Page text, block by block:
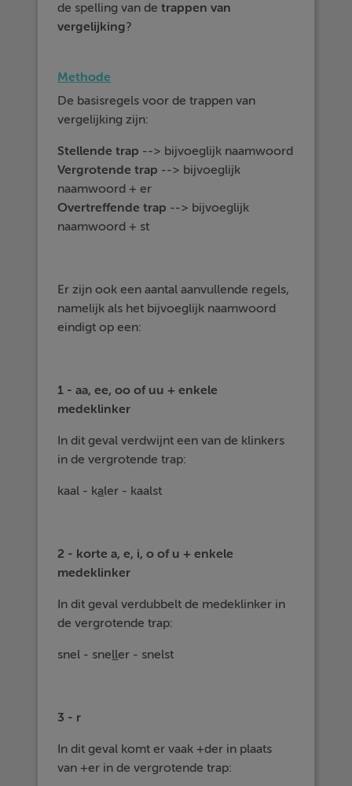
de spelling van detrappen van
vergelijking?
Methode
De basisregels voor de trappen van
vergelijking zijn:
Stellende trap --> bijvoeglijk naamwoord
Vergrotende trap --> bijvoeglijk
naamwoord + er
Overtreffende trap --> bijvoeglijk
naamwoord + st
Er zijn ook een aantal aanvullende regels,
namelijk als het bijvoeglijk naamwoord
eindigt op een:
1 - aa, ee, oo of uu + enkele
medeklinker
In dit geval verdwijnt een van de klinkers
in de vergrotende trap:
kaal - kaler - kaalst
2 - korte a, e, i, o of u + enkele
medeklinker
In dit geval verdubbelt de medeklinker in
de vergrotende trap:
snel - sneller - snelst
3 - r
In dit geval komt er vaak +der in plaats
van +er in de vergrotende trap: